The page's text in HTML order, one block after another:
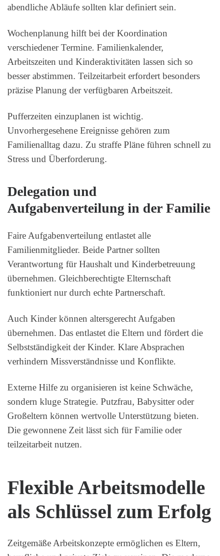
abendliche Abläufe sollten klar definiert sein.
Wochenplanung hilft bei der Koordination
verschiedener Termine. Familienkalender,
Arbeitszeiten und Kinderaktivitäten lassen sich so
besser abstimmen. Teilzeitarbeit erfordert besonders
präzise Planung der verfügbaren Arbeitszeit.
Pufferzeiten einzuplanen ist wichtig.
Unvorhergesehene Ereignisse gehören zum
Familienalltag dazu. Zu straffe Pläne führen schnell zu
Stress und Überforderung.
Delegation und
Aufgabenverteilung in der Familie
Faire Aufgabenverteilung entlastet alle
Familienmitglieder. Beide Partner sollten
Verantwortung für Haushalt und Kinderbetreuung
übernehmen. Gleichberechtigte Elternschaft
funktioniert nur durch echte Partnerschaft.
Auch Kinder können altersgerecht Aufgaben
übernehmen. Das entlastet die Eltern und fördert die
Selbstständigkeit der Kinder. Klare Absprachen
verhindern Missverständnisse und Konflikte.
Externe Hilfe zu organisieren ist keine Schwäche,
sondern kluge Strategie. Putzfrau, Babysitter oder
Großeltern können wertvolle Unterstützung bieten.
Die gewonnene Zeit lässt sich für Familie oder
teilzeitarbeit nutzen.
Flexible Arbeitsmodelle
als Schlüssel zum Erfolg
Zeitgemäße Arbeitskonzepte ermöglichen es Eltern,